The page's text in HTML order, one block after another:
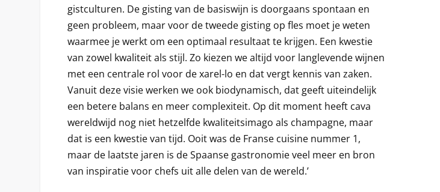
gistculturen. De gisting van de basiswijn is doorgaans spontaan en
geen probleem, maar voor de tweede gisting op fles moet je weten
waarmee je werkt om een optimaal resultaat te krijgen. Een kwestie
van zowel kwaliteit als stijl. Zo kiezen we altijd voor langlevende wijnen
met een centrale rol voor de xarel-lo en dat vergt kennis van zaken.
Vanuit deze visie werken we ook biodynamisch, dat geeft uiteindelijk
een betere balans en meer complexiteit. Op dit moment heeft cava
wereldwijd nog niet hetzelfde kwaliteitsimago als champagne, maar
dat is een kwestie van tijd. Ooit was de Franse cuisine nummer 1,
maar de laatste jaren is de Spaanse gastronomie veel meer en bron
van inspiratie voor chefs uit alle delen van de wereld.’